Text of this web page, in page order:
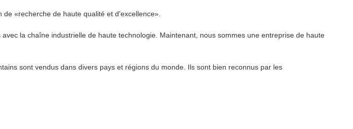
«recherche de haute qualité et d'excellence».
la chaîne industrielle de haute technologie. Maintenant, nous sommes une entreprise de haute
sont vendus dans divers pays et régions du monde. Ils sont bien reconnus par les